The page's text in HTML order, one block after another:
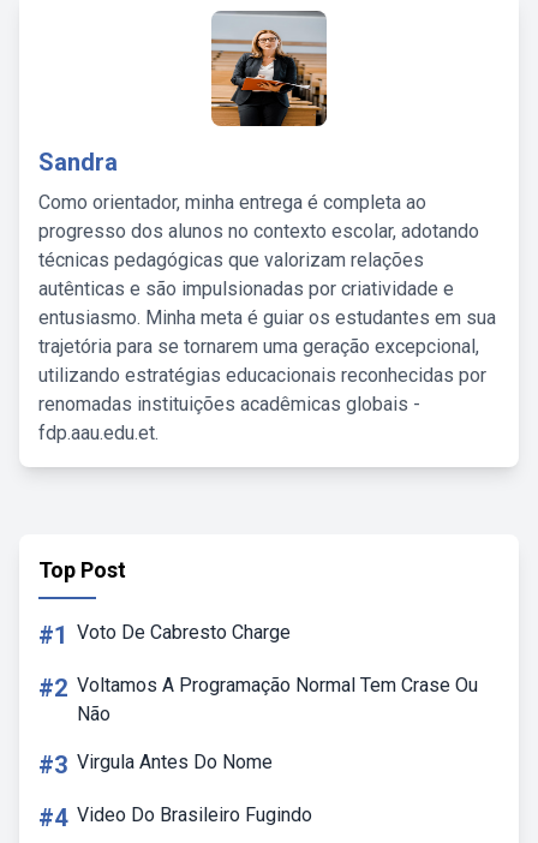
Sandra
Como orientador, minha entrega é completa ao
progresso dos alunos no contexto escolar, adotando
técnicas pedagógicas que valorizam relações
autênticas e são impulsionadas por criatividade e
entusiasmo. Minha meta é guiar os estudantes em sua
trajetória para se tornarem uma geração excepcional,
utilizando estratégias educacionais reconhecidas por
renomadas instituições acadêmicas globais -
fdp.aau.edu.et.
Top Post
#1 Voto De Cabresto Charge
#2 Voltamos A Programação Normal Tem Crase Ou
Não
#3 Virgula Antes Do Nome
#4 Video Do Brasileiro Fugindo